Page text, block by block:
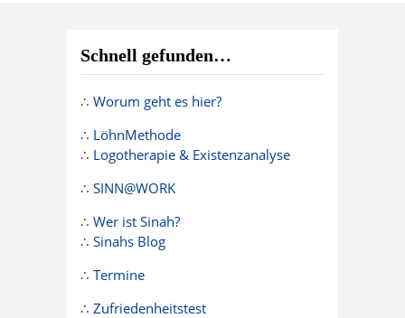
Schnell gefunden…
∴ Worum geht es hier?
∴ LöhnMethode
∴ Logotherapie & Existenzanalyse
∴ SINN@WORK
∴ Wer ist Sinah?
∴ Sinahs Blog
∴ Termine
∴ Zufriedenheitstest